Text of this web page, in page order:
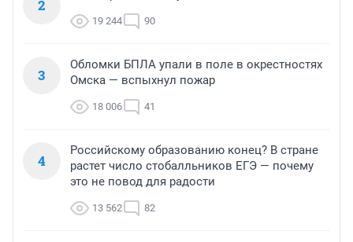
2
19 244 90
3
Обломки БПЛА упали в поле в окрестностях
Омска — вспыхнул пожар
18 006 41
4
Российскому образованию конец? В стране
растет число стобалльников ЕГЭ — почему
это не повод для радости
13 562 82